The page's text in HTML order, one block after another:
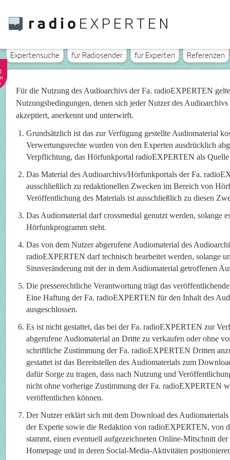
Expertensuche für Radiosender für Experten Referenzen
Für die Nutzung des Audioarchivs der Fa. radioEXPERTEN
Nutzungsbedingungen, denen sich jeder Nutzer des
akzeptiert, anerkennt und unterwirft.
Grundsätzlich ist das zur Verfügung gestellte Audiomaterial
Verwertungsrechte wurden von den Experten ausdrücklich
Verpflichtung, das Hörfunkportal radioEXPERTEN als Quelle
Das Material des Audioarchivs/Hörfunkportals der Fa.
ausschließlich zu redaktionellen Zwecken im Bereich von
Veröffentlichung des Materials ist ausschließlich zu diesen
Das Audiomaterial darf crossmedial genutzt werden, solange
Hörfunkprogramm steht.
Das von dem Nutzer abgerufene Audiomaterial des
radioEXPERTEN darf technisch bearbeitet werden, solange
Sinnveränderung mit der in dem Audiomaterial getroffenen
Die presserechtliche Verantwortung trägt das
Eine Haftung der Fa. radioEXPERTEN für den Inhalt des
ausgeschlossen.
Es ist nicht gestattet, das bei der Fa. radioEXPERTEN zur
abgerufene Audiomaterial an Dritte zu verkaufen oder ohne
schriftliche Zustimmung der Fa. radioEXPERTEN Dritten
gestattet ist das Bereitstellen des Audiomaterials zum
dafür Sorge zu tragen, dass nach Nutzung und
nicht ohne vorherige Zustimmung der Fa. radioEXPERTEN
veröffentlichen können.
Der Nutzer erklärt sich mit dem Download des Audiomaterials
der Experte sowie die Redaktion von radioEXPERTEN, von
stammt, einen eventuell aufgezeichneten Online-Mitschnitt
Homepage und in deren Social-Media-Aktivitäten